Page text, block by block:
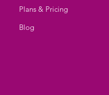
Plans & Pricing
Blog